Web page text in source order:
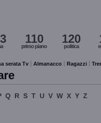
110
primo piano
120
politica
serata Tv Almanacco Ragazzi
Q R S T U V W X Y Z